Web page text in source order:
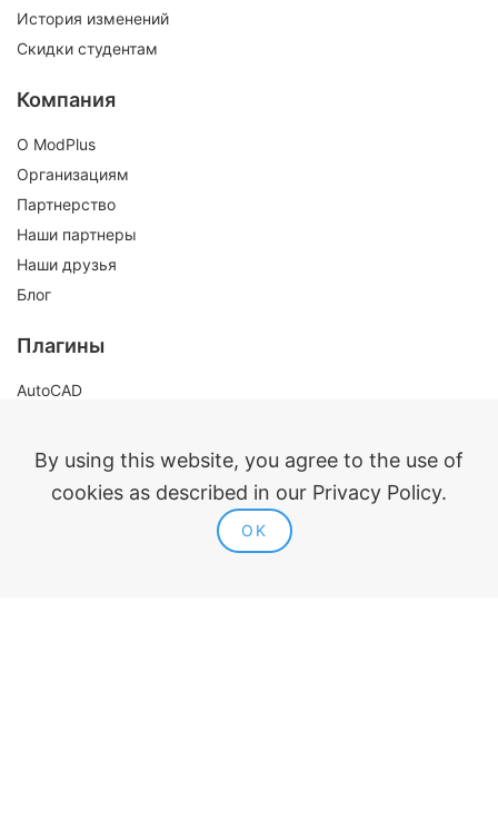
История изменений
Скидки студентам
Компания
О ModPlus
Организациям
Партнерство
Наши партнеры
Наши друзья
Блог
Плагины
AutoCAD
Renga
Правовая информация
By using this website, you agree to the use of
cookies as described in our Privacy Policy.
OK